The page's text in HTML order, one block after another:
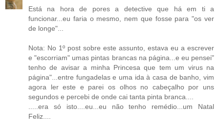
Está na hora de pores a detective que há em ti a
funcionar...eu faria o mesmo, nem que fosse para "os ver
de longe"...
Nota: No 1º post sobre este assunto, estava eu a escrever
e "escorriam" umas pintas brancas na página...e eu pensei"
tenho de avisar a minha Princesa que tem um virus na
página"...entre fungadelas e uma ida à casa de banho, vim
agora ler este e parei os olhos no cabeçalho por uns
segundos e percebi de onde cai tanta pinta branca....
.....era só isto....eu...eu não tenho remédio...um Natal
Feliz....